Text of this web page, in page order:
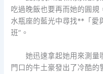
吃過晚飯也要再而她的圓
水瓶座的藍光中尋找**「愛
班”。
她迅速拿起她用來測量
門口的牛土豪發出了冷酷的